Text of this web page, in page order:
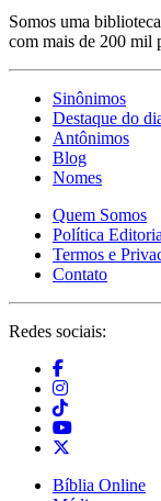
Somos uma
com mais de 200 mil
Sinônimos
Destaque do
Antônimos
Blog
Nomes
Quem Somos
Política
Termos e
Contato
Redes sociais:
Bíblia Online